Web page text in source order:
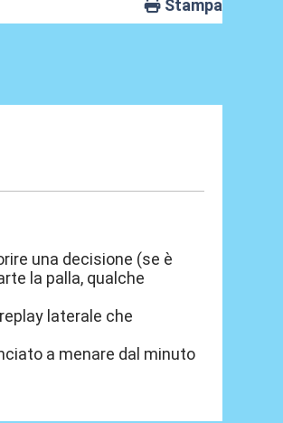
Stampa
una decisione (se è
la palla, qualche
laterale che
a menare dal minuto